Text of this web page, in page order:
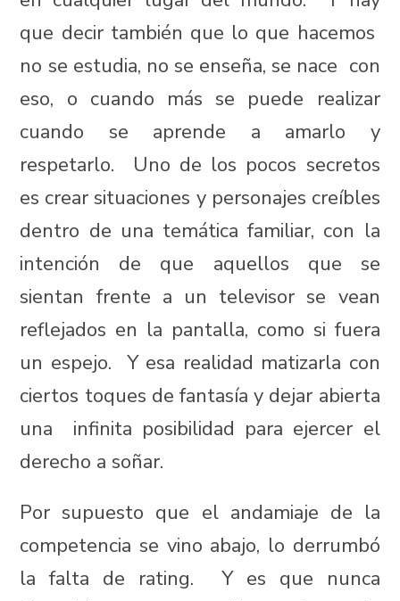
que decir también que lo que hacemos
no se estudia, no se enseña, se nace con
eso, o cuando más se puede realizar
cuando se aprende a amarlo y
respetarlo. Uno de los pocos secretos
es crear situaciones y personajes creíbles
dentro de una temática familiar, con la
intención de que aquellos que se
sientan frente a un televisor se vean
reflejados en la pantalla, como si fuera
un espejo. Y esa realidad matizarla con
ciertos toques de fantasía y dejar abierta
una infinita posibilidad para ejercer el
derecho a soñar.
Por supuesto que el andamiaje de la
competencia se vino abajo, lo derrumbó
la falta de rating. Y es que nunca